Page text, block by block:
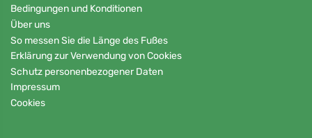
Bedingungen und Konditionen
Über uns
So messen Sie die Länge des Fußes
Erklärung zur Verwendung von Cookies
Schutz personenbezogener Daten
Impressum
Cookies